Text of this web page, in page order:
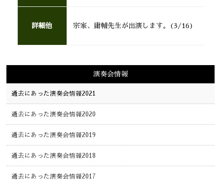
詳細他 宗家、庸輔先生が出演します。(3/16)
演奏会情報
過去にあった演奏会情報2021
過去にあった演奏会情報2020
過去にあった演奏会情報2019
過去にあった演奏会情報2018
過去にあった演奏会情報2017